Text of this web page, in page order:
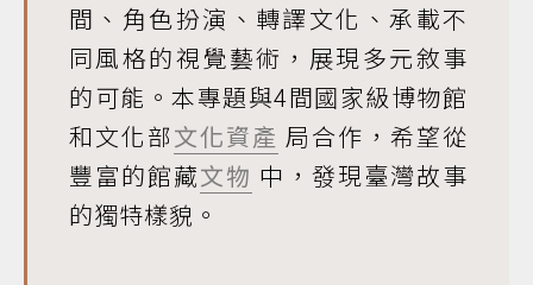
間、角色扮演、轉譯文化、承載不
同風格的視覺藝術，展現多元敘事
的可能。本專題與4間國家級博物館
和文化部文化資產 局合作，希望從
豐富的館藏文物 中，發現臺灣故事
的獨特樣貌。